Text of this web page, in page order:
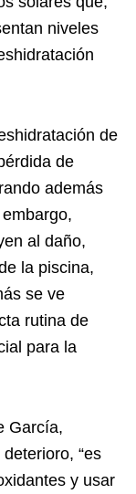
niveles
de
de
además
al daño,
la piscina,
se ve
rutina de
para la
García,
“es
y usar